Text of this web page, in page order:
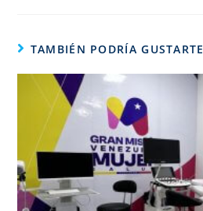
TAMBIÉN PODRÍA GUSTARTE